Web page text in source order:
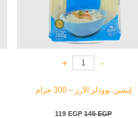
-
+
إيشين نوودلز الأرز – 300 جرام
145EGP
119 EGP